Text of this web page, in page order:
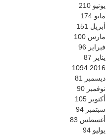
يونيو 210
مايو 174
أبريل 151
مارس 100
فبراير 96
يناير 87
2016
1094
ديسمبر 81
نوفمبر 90
أكتوبر 105
سبتمبر 94
أغسطس 83
يوليو 94